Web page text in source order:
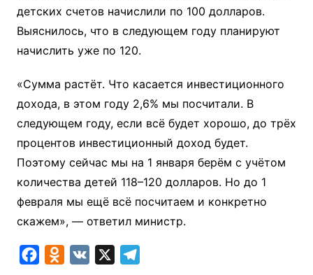
детских счетов начислили по 100 долларов.
Выяснилось, что в следующем году планируют
начислить уже по 120.
«Сумма растёт. Что касается инвестиционного
дохода, в этом году 2,6% мы посчитали. В
следующем году, если всё будет хорошо, до трёх
процентов инвестиционный доход будет.
Поэтому сейчас мы на 1 января берём с учётом
количества детей 118–120 долларов. Но до 1
февраля мы ещё всё посчитаем и конкретно
скажем», — ответил министр.